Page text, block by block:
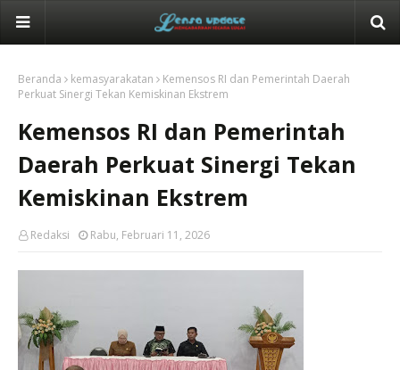
Beranda kemasyarakatan
Kemensos RI dan Pemerintah Daerah
Perkuat Sinergi Tekan Kemiskinan Ekstrem
Kemensos RI dan Pemerintah
Daerah Perkuat Sinergi Tekan
Kemiskinan Ekstrem
Redaksi Rabu, Februari 11, 2026